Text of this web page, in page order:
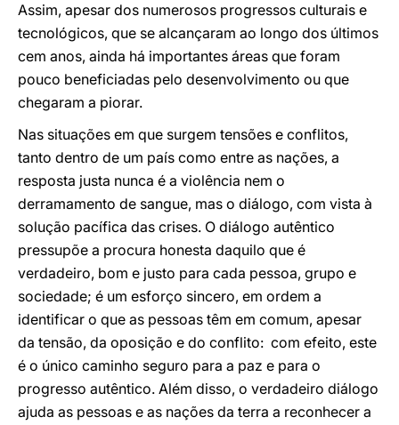
Assim, apesar dos numerosos progressos culturais e
tecnológicos, que se alcançaram ao longo dos últimos
cem anos, ainda há importantes áreas que foram
pouco beneficiadas pelo desenvolvimento ou que
chegaram a piorar.
Nas situações em que surgem tensões e conflitos,
tanto dentro de um país como entre as nações, a
resposta justa nunca é a violência nem o
derramamento de sangue, mas o diálogo, com vista à
solução pacífica das crises. O diálogo autêntico
pressupõe a procura honesta daquilo que é
verdadeiro, bom e justo para cada pessoa, grupo e
sociedade; é um esforço sincero, em ordem a
identificar o que as pessoas têm em comum, apesar
da tensão, da oposição e do conflito: com efeito, este
é o único caminho seguro para a paz e para o
progresso autêntico. Além disso, o verdadeiro diálogo
ajuda as pessoas e as nações da terra a reconhecer a